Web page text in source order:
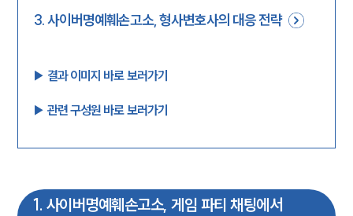
3.사이버명예훼손고소, 형사변호사의 대응 전략
▶︎ 결과 이미지 바로 보러가기
▶︎ 관련 구성원 바로 보러가기
1 . 사이버명예훼손고소, 게임 파티 채팅에서